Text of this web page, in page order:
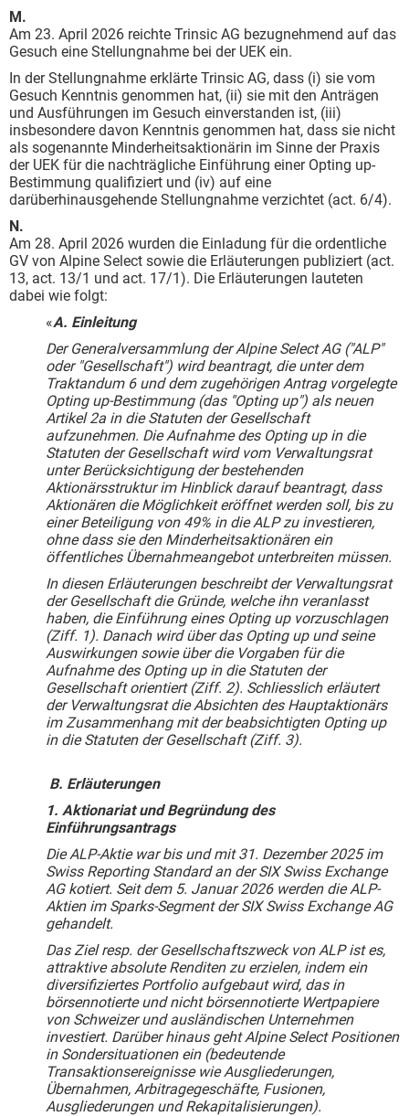
M.
Am 23. April 2026 reichte Trinsic AG bezugnehmend auf das
Gesuch eine Stellungnahme bei der UEK ein.
In der Stellungnahme erklärte Trinsic AG, dass (i) sie vom
Gesuch Kenntnis genommen hat, (ii) sie mit den Anträgen
und Ausführungen im Gesuch einverstanden ist, (iii)
insbesondere davon Kenntnis genommen hat, dass sie nicht
als sogenannte Minderheitsaktionärin im Sinne der Praxis
der UEK für die nachträgliche Einführung einer Opting up-
Bestimmung qualifiziert und (iv) auf eine
darüberhinausgehende Stellungnahme verzichtet (act. 6/4).
N.
Am 28. April 2026 wurden die Einladung für die ordentliche
GV von Alpine Select sowie die Erläuterungen publiziert (act.
13, act. 13/1 und act. 17/1). Die Erläuterungen lauteten
dabei wie folgt:
«A. Einleitung
Der Generalversammlung der Alpine Select AG ("ALP"
oder "Gesellschaft") wird beantragt, die unter dem
Traktandum 6 und dem zugehörigen Antrag vorgelegte
Opting up-Bestimmung (das "Opting up") als neuen
Artikel 2a in die Statuten der Gesellschaft
aufzunehmen. Die Aufnahme des Opting up in die
Statuten der Gesellschaft wird vom Verwaltungsrat
unter Berücksichtigung der bestehenden
Aktionärsstruktur im Hinblick darauf beantragt, dass
Aktionären die Möglichkeit eröffnet werden soll, bis zu
einer Beteiligung von 49% in die ALP zu investieren,
ohne dass sie den Minderheitsaktionären ein
öffentliches Übernahmeangebot unterbreiten müssen.
In diesen Erläuterungen beschreibt der Verwaltungsrat
der Gesellschaft die Gründe, welche ihn veranlasst
haben, die Einführung eines Opting up vorzuschlagen
(Ziff. 1). Danach wird über das Opting up und seine
Auswirkungen sowie über die Vorgaben für die
Aufnahme des Opting up in die Statuten der
Gesellschaft orientiert (Ziff. 2). Schliesslich erläutert
der Verwaltungsrat die Absichten des Hauptaktionärs
im Zusammenhang mit der beabsichtigten Opting up
in die Statuten der Gesellschaft (Ziff. 3).
B. Erläuterungen
1. Aktionariat und Begründung des
Einführungsantrags
Die ALP-Aktie war bis und mit 31. Dezember 2025 im
Swiss Reporting Standard an der SIX Swiss Exchange
AG kotiert. Seit dem 5. Januar 2026 werden die ALP-
Aktien im Sparks-Segment der SIX Swiss Exchange AG
gehandelt.
Das Ziel resp. der Gesellschaftszweck von ALP ist es,
attraktive absolute Renditen zu erzielen, indem ein
diversifiziertes Portfolio aufgebaut wird, das in
börsennotierte und nicht börsennotierte Wertpapiere
von Schweizer und ausländischen Unternehmen
investiert. Darüber hinaus geht Alpine Select Positionen
in Sondersituationen ein (bedeutende
Transaktionsereignisse wie Ausgliederungen,
Übernahmen, Arbitragegeschäfte, Fusionen,
Ausgliederungen und Rekapitalisierungen).